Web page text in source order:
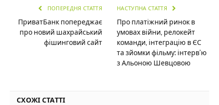
ПОПЕРЕДНЯ СТАТТЯ
ПриватБанк попереджає
про новий шахрайський
фішинговий сайт
НАСТУПНА СТАТТЯ
Про платіжний ринок в
умовах війни, релокейт
команди, інтеграцію в ЄС
та зйомки фільму: інтерв’ю
з Альоною Шевцовою
СХОЖІ СТАТТІ